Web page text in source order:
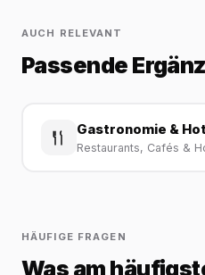
AUCH RELEVANT
Passende
Gastronomie &
Restaurants, Cafés &
HÄUFIGE FRAGEN
Was am